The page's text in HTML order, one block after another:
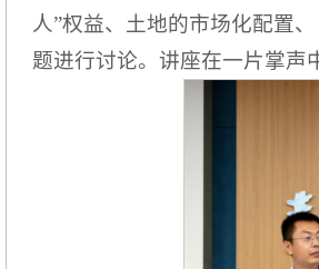
人”权益、土地的市场化配置
题进行讨论。讲座在一片掌声